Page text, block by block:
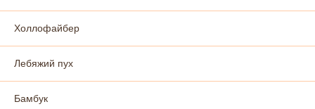
Холлофайбер
Лебяжий пух
Бамбук